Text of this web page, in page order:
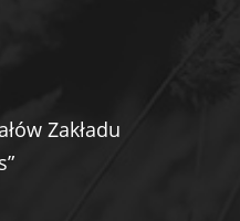
Zakładu